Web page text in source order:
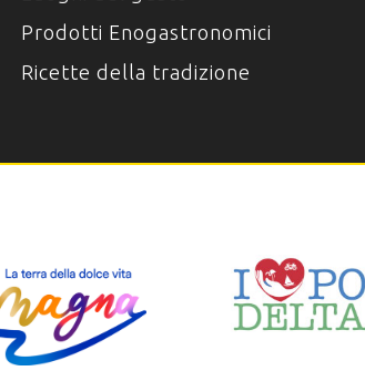
Prodotti Enogastronomici
Ricette della tradizione